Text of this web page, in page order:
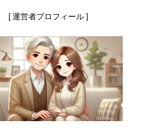
[ 運営者プロフィール ]